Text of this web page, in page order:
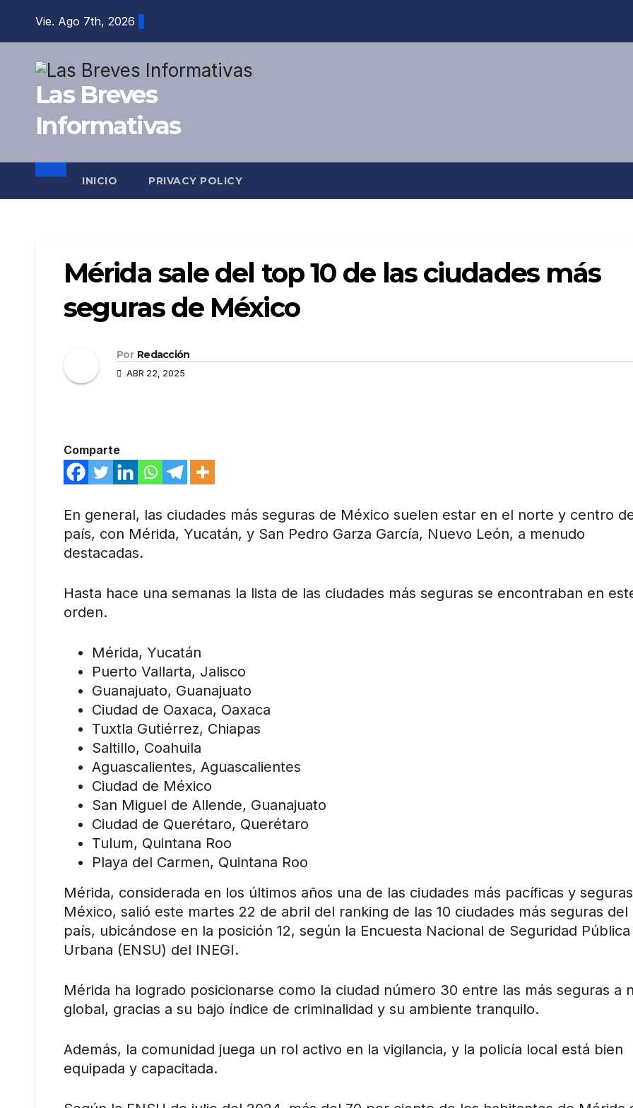
Vie. Ago 7th, 2026
Las Breves
Informativas
INICIO PRIVACY POLICY
Mérida sale del top 10 de las ciudades más
seguras de México
Por Redacción
ABR 22, 2025
Comparte
En general, las ciudades más seguras de México suelen estar en el norte y centro
país, con Mérida, Yucatán, y San Pedro Garza García, Nuevo León, a menudo
destacadas.
Hasta hace una semanas la lista de las ciudades más seguras se encontraban en
orden.
Mérida, Yucatán
Puerto Vallarta, Jalisco
Guanajuato, Guanajuato
Ciudad de Oaxaca, Oaxaca
Tuxtla Gutiérrez, Chiapas
Saltillo, Coahuila
Aguascalientes, Aguascalientes
Ciudad de México
San Miguel de Allende, Guanajuato
Ciudad de Querétaro, Querétaro
Tulum, Quintana Roo
Playa del Carmen, Quintana Roo
Mérida, considerada en los últimos años una de las ciudades más pacíficas y
México, salió este martes 22 de abril del ranking de las 10 ciudades más seguras del
país, ubicándose en la posición 12, según la Encuesta Nacional de Seguridad Pública
Urbana (ENSU) del INEGI.
Mérida ha logrado posicionarse como la ciudad número 30 entre las más seguras a
global, gracias a su bajo índice de criminalidad y su ambiente tranquilo.
Además, la comunidad juega un rol activo en la vigilancia, y la policía local está bien
equipada y capacitada.